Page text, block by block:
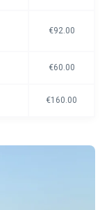
€92.00
€60.00
€160.00